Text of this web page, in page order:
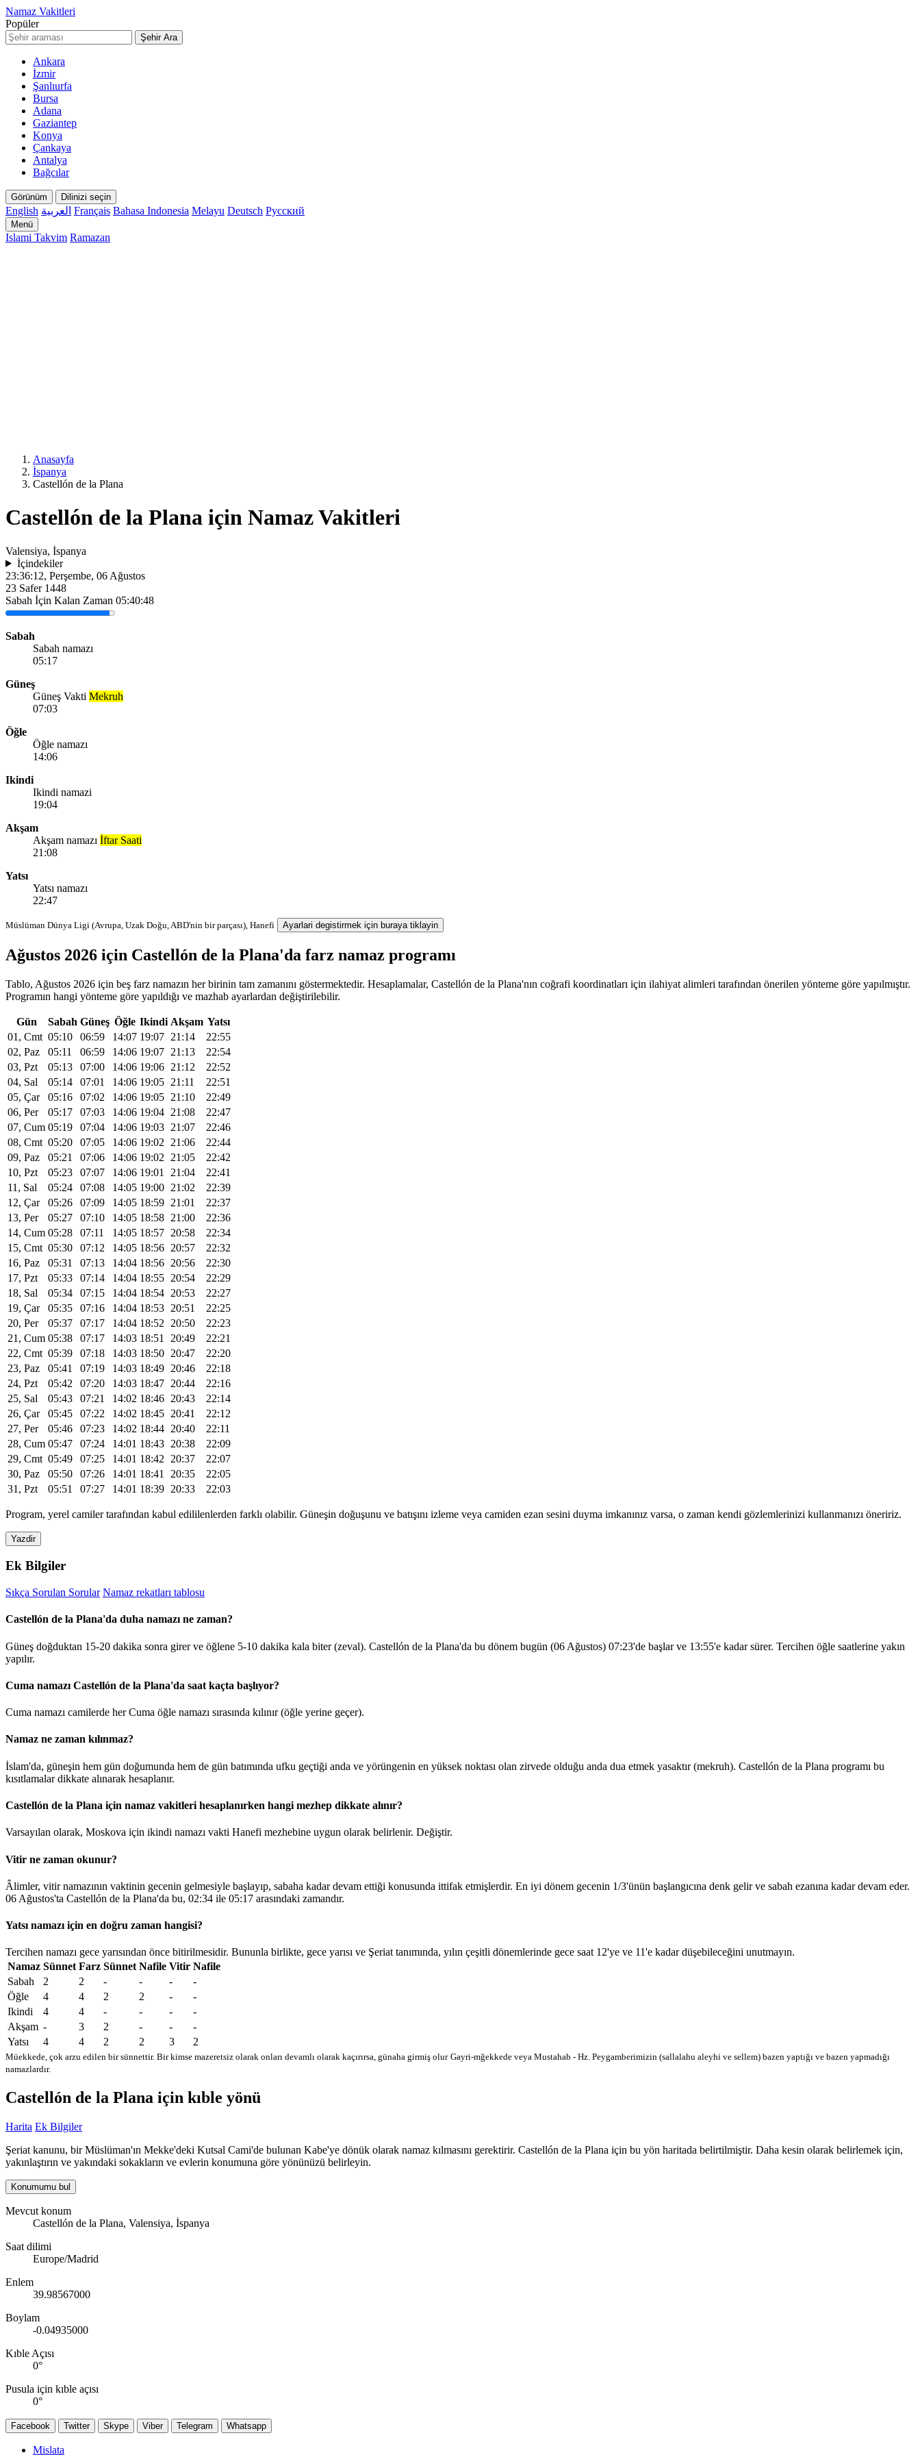
Namaz Vakitleri
Popüler
Şehir Ara
Ankara
İzmir
Şanlıurfa
Bursa
Adana
Gaziantep
Konya
Çankaya
Antalya
Bağcılar
Görünüm Dilinizi seçin
English العربية Français Bahasa Indonesia Melayu Deutsch Русский
Menü
Islami Takvim Ramazan
Anasayfa
İspanya
Castellón de la Plana
Castellón de la Plana için Namaz Vakitleri
Valensiya, İspanya
İçindekiler
23:36:12, Perşembe, 06 Ağustos
23 Safer 1448
Sabah İçin Kalan Zaman 05:40:48
Sabah
Sabah namazı
05:17
Güneş
Güneş Vakti Mekruh
07:03
Öğle
Öğle namazı
14:06
Ikindi
Ikindi namazi
19:04
Akşam
Akşam namazı İftar Saati
21:08
Yatsı
Yatsı namazı
22:47
Müslüman Dünya Ligi (Avrupa, Uzak Doğu, ABD'nin bir parçası), Hanefi Ayarlari degistirmek için buraya tiklayin
Ağustos 2026 için Castellón de la Plana'da farz namaz programı
Tablo, Ağustos 2026 için beş farz namazın her birinin tam zamanını göstermektedir. Hesaplamalar, Castellón de la Plana'nın coğrafi koordinatları için ilahiyat alimleri tarafından önerilen yönteme göre yapılmıştır.
Programın hangi yönteme göre yapıldığı ve mazhab ayarlardan değiştirilebilir.
Gün Sabah Güneş Öğle Ikindi Akşam Yatsı
01, Cmt 05:10 06:59 14:07 19:07 21:14
22:55
02, Paz
05:11 06:59 14:06 19:07 21:13
22:54
03, Pzt
05:13 07:00 14:06 19:06 21:12
22:52
04, Sal
05:14 07:01 14:06 19:05 21:11
22:51
05, Çar
05:16 07:02 14:06 19:05 21:10
22:49
06, Per
05:17 07:03 14:06 19:04 21:08
22:47
07, Cum 05:19 07:04 14:06 19:03 21:07
22:46
08, Cmt 05:20 07:05 14:06 19:02 21:06
22:44
09, Paz
05:21 07:06 14:06 19:02 21:05
22:42
10, Pzt
05:23 07:07 14:06 19:01 21:04
22:41
11, Sal
05:24 07:08 14:05 19:00 21:02
22:39
12, Çar
05:26 07:09 14:05 18:59 21:01
22:37
13, Per
05:27 07:10 14:05 18:58 21:00
22:36
14, Cum 05:28 07:11 14:05 18:57 20:58
22:34
15, Cmt 05:30 07:12 14:05 18:56 20:57
22:32
16, Paz
05:31 07:13 14:04 18:56 20:56
22:30
17, Pzt
05:33 07:14 14:04 18:55 20:54
22:29
18, Sal
05:34 07:15 14:04 18:54 20:53
22:27
19, Çar
05:35 07:16 14:04 18:53 20:51
22:25
20, Per
05:37 07:17 14:04 18:52 20:50
22:23
21, Cum 05:38 07:17 14:03 18:51 20:49
22:21
22, Cmt 05:39 07:18 14:03 18:50 20:47
22:20
23, Paz
05:41 07:19 14:03 18:49 20:46
22:18
24, Pzt
05:42 07:20 14:03 18:47 20:44
22:16
25, Sal
05:43 07:21 14:02 18:46 20:43
22:14
26, Çar
05:45 07:22 14:02 18:45 20:41
22:12
27, Per
05:46 07:23 14:02 18:44 20:40
22:11
28, Cum 05:47 07:24 14:01 18:43 20:38
22:09
29, Cmt 05:49 07:25 14:01 18:42 20:37
22:07
30, Paz
05:50 07:26 14:01 18:41 20:35
22:05
31, Pzt
05:51 07:27 14:01 18:39 20:33 22:03
Program, yerel camiler tarafından kabul edililenlerden farklı olabilir. Güneşin doğuşunu ve batışını izleme veya camiden ezan sesini duyma imkanınız varsa, o zaman kendi gözlemlerinizi kullanmanızı öneririz.
Yazdir
Ek Bilgiler
Sıkça Sorulan Sorular Namaz rekatları tablosu
Castellón de la Plana'da duha namazı ne zaman?
Güneş doğduktan 15-20 dakika sonra girer ve öğlene 5-10 dakika kala biter (zeval). Castellón de la Plana'da bu dönem bugün (06 Ağustos) 07:23'de başlar ve 13:55'e kadar sürer. Tercihen öğle saatlerine yakın
yapılır.
Cuma namazı Castellón de la Plana'da saat kaçta başlıyor?
Cuma namazı camilerde her Cuma öğle namazı sırasında kılınır (öğle yerine geçer).
Namaz ne zaman kılınmaz?
İslam'da, güneşin hem gün doğumunda hem de gün batımında ufku geçtiği anda ve yörüngenin en yüksek noktası olan zirvede olduğu anda dua etmek yasaktır (mekruh). Castellón de la Plana programı bu
kısıtlamalar dikkate alınarak hesaplanır.
Castellón de la Plana için namaz vakitleri hesaplanırken hangi mezhep dikkate alınır?
Varsayılan olarak, Moskova için ikindi namazı vakti Hanefi mezhebine uygun olarak belirlenir. Değiştir.
Vitir ne zaman okunur?
Âlimler, vitir namazının vaktinin gecenin gelmesiyle başlayıp, sabaha kadar devam ettiği konusunda ittifak etmişlerdir. En iyi dönem gecenin 1/3'ünün başlangıcına denk gelir ve sabah ezanına kadar devam eder.
06 Ağustos'ta Castellón de la Plana'da bu, 02:34 ile 05:17 arasındaki zamandır.
Yatsı namazı için en doğru zaman hangisi?
Tercihen namazı gece yarısından önce bitirilmesidir. Bununla birlikte, gece yarısı ve Şeriat tanımında, yılın çeşitli dönemlerinde gece saat 12'ye ve 11'e kadar düşebileceğini unutmayın.
Namaz Sünnet Farz Sünnet Nafile Vitir Nafile
Sabah
2 2 - - -
-
Öğle
4 4 2 2 -
-
Ikindi
4 4 - - -
-
Akşam - 3 2 - -
-
Yatsı
4 4 2 2 3 2
Müekkede, çok arzu edilen bir sünnettir. Bir kimse mazeretsiz olarak onları devamlı olarak kaçırırsa, günaha girmiş olur Gayri-mğekkede veya Mustahab - Hz. Peygamberimizin (sallalahu aleyhi ve sellem) bazen yaptığı ve bazen yapmadığı
namazlardır.
Castellón de la Plana için kıble yönü
Harita Ek Bilgiler
Şeriat kanunu, bir Müslüman'ın Mekke'deki Kutsal Cami'de bulunan Kabe'ye dönük olarak namaz kılmasını gerektirir. Castellón de la Plana için bu yön haritada belirtilmiştir. Daha kesin olarak belirlemek için,
yakınlaştırın ve yakındaki sokakların ve evlerin konumuna göre yönünüzü belirleyin.
Konumumu bul
Mevcut konum
Castellón de la Plana, Valensiya, İspanya
Saat dilimi
Europe/Madrid
Enlem
39.98567000
Boylam
-0.04935000
Kıble Açısı
0°
Pusula için kıble açısı
0°
Facebook Twitter Skype Viber Telegram Whatsapp
Mislata